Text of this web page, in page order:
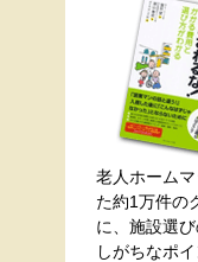
老人ホーム
た約1万件の
に、施設選
しがちなポ